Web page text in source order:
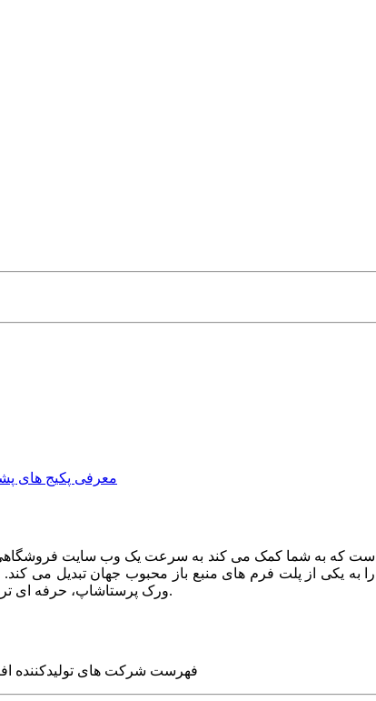
معرفی پکیج های
یکی از پلت فرم های منبع باز محبوب جهان تبدیل می کند.
ورک پرستاشاپ، حرفه ای ترین وب سایت های روز جهان را برای شما طراحی می کنیم.
فهرست شرکت های تولیدکننده